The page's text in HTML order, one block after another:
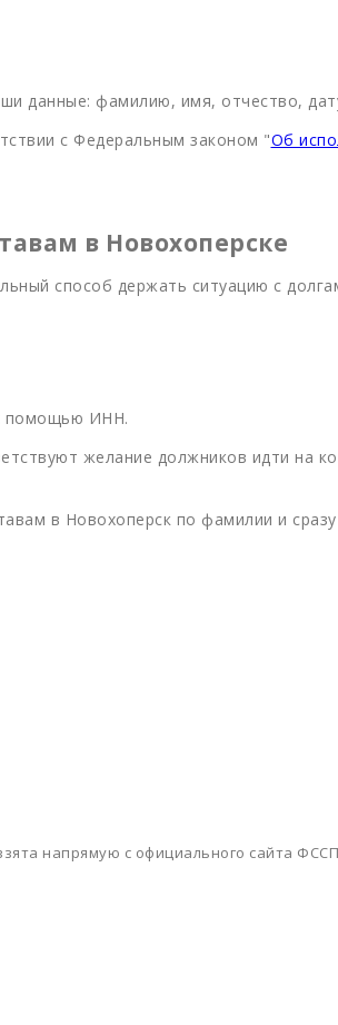
данные: фамилию, имя, отчество,
с Федеральным законом "Об
в Новохоперске
способ держать ситуацию с
помощью ИНН.
желание должников идти на
в Новохоперск по фамилии и
напрямую с официального сайта ФССП